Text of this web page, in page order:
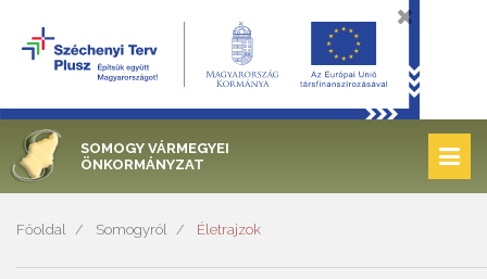
SOMOGY VÁRMEGYEI
ÖNKORMÁNYZAT
Főoldal Somogyról Életrajzok